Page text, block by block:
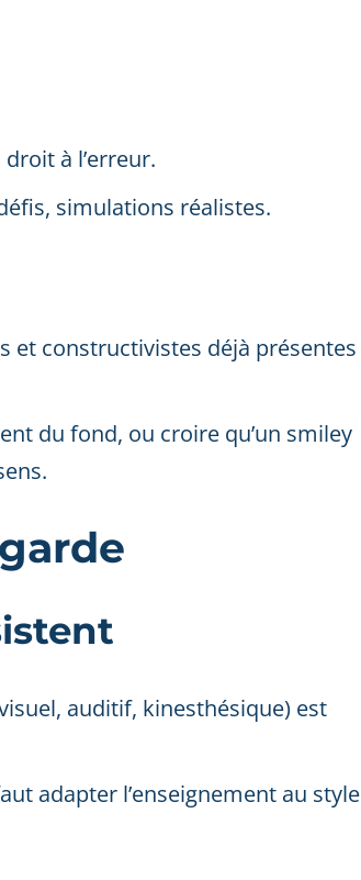
à l’erreur.
simulations réalistes.
et constructivistes déjà présentes
du fond, ou croire qu’un smiley
auditif, kinesthésique) est
adapter l’enseignement au style